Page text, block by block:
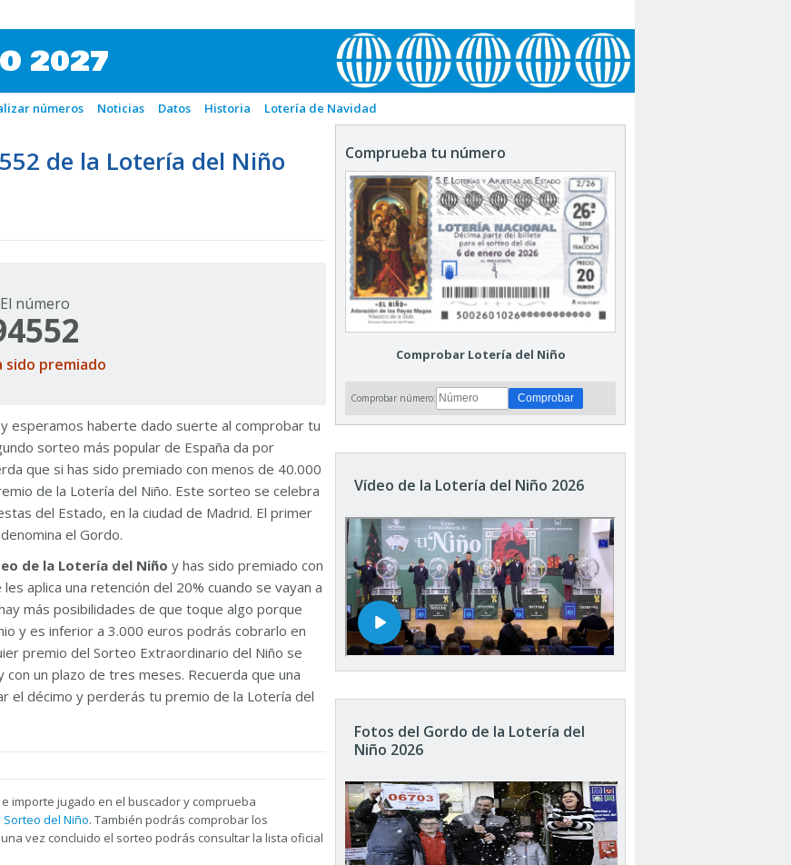
2027
números Noticias Datos Historia Lotería de Navidad
de la Lotería del Niño
El número
sido premiado
esperamos haberte dado suerte al comprobar tu
sorteo más popular de España da por
que si has sido premiado con menos de 40.000
de la Lotería del Niño. Este sorteo se celebra
del Estado, en la ciudad de Madrid. El primer
el Gordo.
de la Lotería del Niño y has sido premiado con
aplica una retención del 20% cuando se vayan a
más posibilidades de que toque algo porque
y es inferior a 3.000 euros podrás cobrarlo en
premio del Sorteo Extraordinario del Niño se
un plazo de tres meses. Recuerda que una
el décimo y perderás tu premio de la Lotería del
importe jugado en el buscador y comprueba
Sorteo del Niño. También podrás comprobar los
una vez concluido el sorteo podrás consultar la lista oficial
Comprueba tu número
Comprobar Lotería del Niño
Comprobar número:
Vídeo de la Lotería del Niño 2026
Fotos del Gordo de la Lotería del
Niño 2026